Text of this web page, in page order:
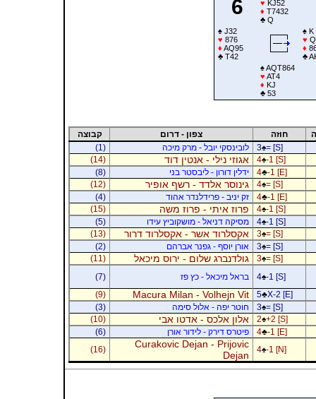
6 ♥ KJ52
♦ T7432
♣Q
♠J32
♥ 876
♦ AQ95
♣T42
♠K
♥
♦
♣
♠AQT864
♥ AT4
♦ KJ
♣53
חוזה צפון - דרום
קבוצה
3♠= [S] לובינסקי יובל - מרק מיכה
(1)
4♠-1 [S] אגוזי נילי - אנטין דוד
(14)
4♣-1 [E] ידלין דורון - ליבסטר בני
(8)
4♠= [S] גינוסר אלדד - רשף אופיר
(12)
4♣-1 [E] זק יניב - פרידלנדר אהוד
(4)
4♠-1 [S] פרוז איתי - פרוז משה
(15)
4♠-1 [S] מסיקה דניאל - מושקוביץ עידו
(5)
3♠= [S] אקסלרוד אשר - אקסלרוד דרור
(13)
3♠= [S] אורן יוסף - גפנר אברהם
(2)
3♠= [S] גולדנברג שלום - ירוס מיכאל
(11)
4♠-1 [S] בראל מיכאל - כץ פז
(7)
5♣X-2 [E]
Macura Milan - Volhejn Vit
(9)
3♠= [S] חוטר יפה - אלול סימה
(3)
2♠+2 [S] אלון אלכס - אדטו אבי
(10)
4♣-1 [E] פיטרס דירק - לידור אורן
(6)
4♠-1 [N]
Curakovic Dejan - Prijovic
Dejan
(16)